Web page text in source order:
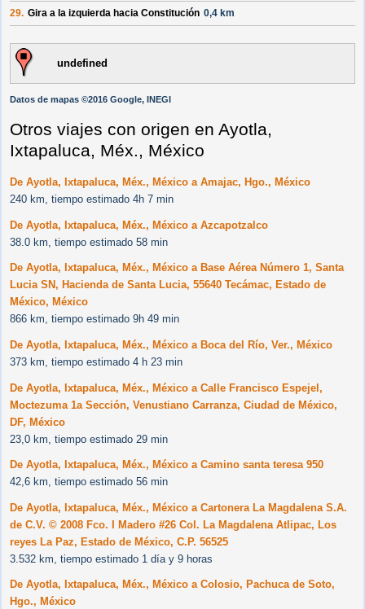
29. Gira a la izquierda hacia Constitución 0,4 km
undefined
Datos de mapas ©2016 Google, INEGI
Otros viajes con origen en Ayotla,
Ixtapaluca, Méx., México
De Ayotla, Ixtapaluca, Méx., México a Amajac, Hgo., México
240 km, tiempo estimado 4h 7 min
De Ayotla, Ixtapaluca, Méx., México a Azcapotzalco
38.0 km, tiempo estimado 58 min
De Ayotla, Ixtapaluca, Méx., México a Base Aérea Número 1, Santa
Lucia SN, Hacienda de Santa Lucia, 55640 Tecámac, Estado de
México, México
866 km, tiempo estimado 9h 49 min
De Ayotla, Ixtapaluca, Méx., México a Boca del Río, Ver., México
373 km, tiempo estimado 4 h 23 min
De Ayotla, Ixtapaluca, Méx., México a Calle Francisco Espejel,
Moctezuma 1a Sección, Venustiano Carranza, Ciudad de México,
DF, México
23,0 km, tiempo estimado 29 min
De Ayotla, Ixtapaluca, Méx., México a Camino santa teresa 950
42,6 km, tiempo estimado 56 min
De Ayotla, Ixtapaluca, Méx., México a Cartonera La Magdalena S.A.
de C.V. © 2008 Fco. I Madero #26 Col. La Magdalena Atlipac, Los
reyes La Paz, Estado de México, C.P. 56525
3.532 km, tiempo estimado 1 día y 9 horas
De Ayotla, Ixtapaluca, Méx., México a Colosio, Pachuca de Soto,
Hgo., México